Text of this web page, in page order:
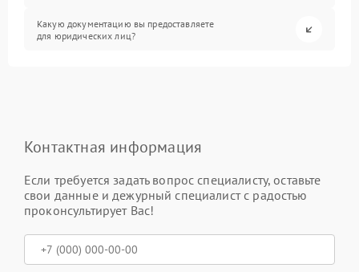
Какую документацию вы предоставляете
для юридических лиц?
Контактная информация
Если требуется задать вопрос специалисту, оставьте
свои данные и дежурный специалист с радостью
проконсультирует Вас!